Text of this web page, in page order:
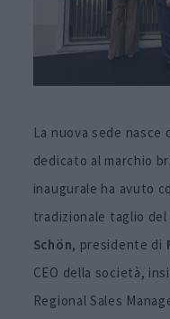
La nuova sede
dedicato al marchio
inaugurale ha avuto
tradizionale taglio
Schön, presidente di
CEO della società,
Regional Sales